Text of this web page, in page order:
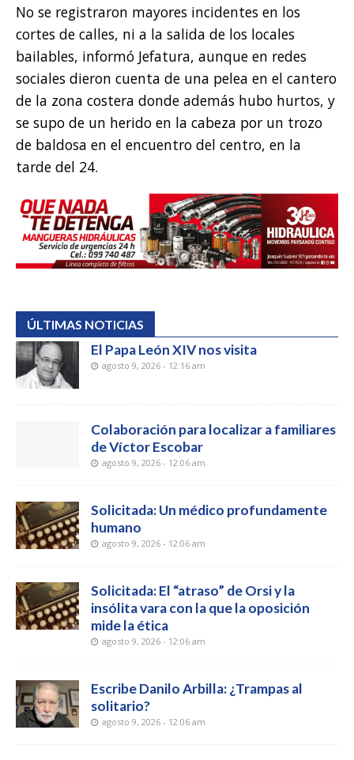
No se registraron mayores incidentes en los
cortes de calles, ni a la salida de los locales
bailables, informó Jefatura, aunque en redes
sociales dieron cuenta de una pelea en el cantero
de la zona costera donde además hubo hurtos, y
se supo de un herido en la cabeza por un trozo
de baldosa en el encuentro del centro, en la
tarde del 24.
ÚLTIMAS NOTICIAS
El Papa León XIV nos visita
agosto 9, 2026 - 12:16 am
Colaboración para localizar a familiares
de Víctor Escobar
agosto 9, 2026 - 12:06 am
Solicitada: Un médico profundamente
humano
agosto 9, 2026 - 12:06 am
Solicitada: El “atraso” de Orsi y la
insólita vara con la que la oposición
mide la ética
agosto 9, 2026 - 12:06 am
Escribe Danilo Arbilla: ¿Trampas al
solitario?
agosto 9, 2026 - 12:06 am